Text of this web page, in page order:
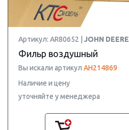
Артикул: AR80652 | JOHN DEERE
Фильр воздушный
Вы искали артикул AH214869
Наличие и цену
уточняйте у менеджера